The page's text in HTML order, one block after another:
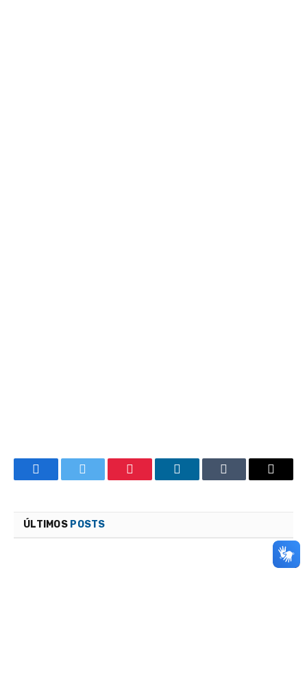
FacebookTwitter Pinterest LinkedInTumblr Email
ÚLTIMOS POSTS